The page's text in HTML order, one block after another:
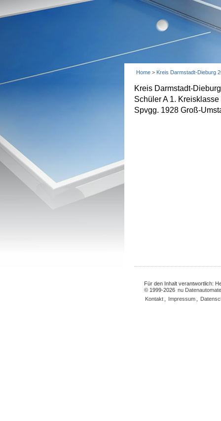
Home > Kreis Darmstadt-Dieburg
Kreis Darmstadt-
Schüler A 1. Kreisklasse
Spvgg. 1928 Groß-
Für den Inhalt verantwortlich:
© 1999-2026 nu
Kontakt
Impressum